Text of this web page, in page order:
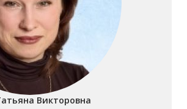
Викторовна